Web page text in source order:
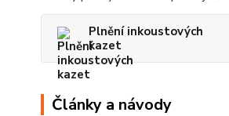
Plnění inkoustových
kazet
Články a návody